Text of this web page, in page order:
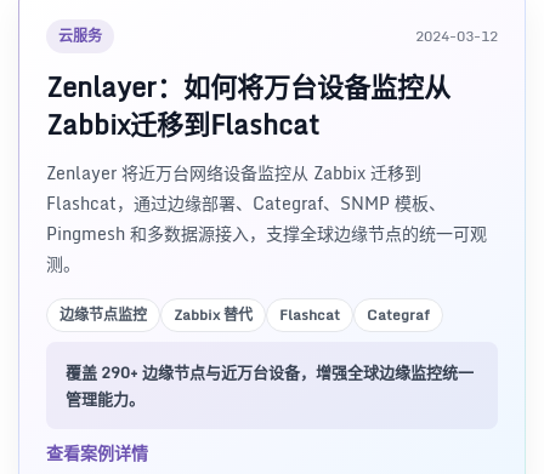
云服务 2024-03-12
Zenlayer：如何将万台设备监控从
Zabbix迁移到Flashcat
Zenlayer 将近万台网络设备监控从 Zabbix 迁移到
Flashcat，通过边缘部署、Categraf、SNMP 模板、
Pingmesh 和多数据源接入，支撑全球边缘节点的统一可观
测。
边缘节点监控 Zabbix 替代 Flashcat Categraf
覆盖 290+ 边缘节点与近万台设备，增强全球边缘监控统一
管理能力。
查看案例详情